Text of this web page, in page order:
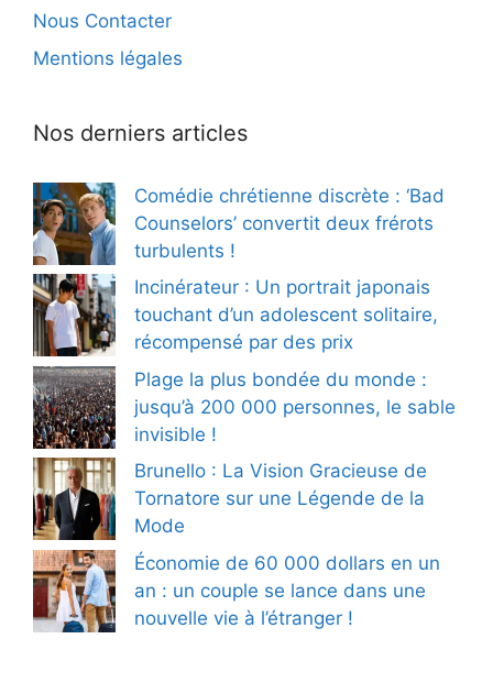
Nous Contacter
Mentions légales
Nos derniers articles
Comédie chrétienne discrète : ‘Bad
Counselors’ convertit deux frérots
turbulents !
Incinérateur : Un portrait japonais
touchant d’un adolescent solitaire,
récompensé par des prix
Plage la plus bondée du monde :
jusqu’à 200 000 personnes, le sable
invisible !
Brunello : La Vision Gracieuse de
Tornatore sur une Légende de la
Mode
Économie de 60 000 dollars en un
an : un couple se lance dans une
nouvelle vie à l’étranger !